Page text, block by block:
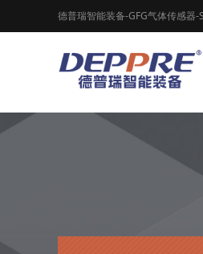
德普瑞智能装备-GFG气体传感器